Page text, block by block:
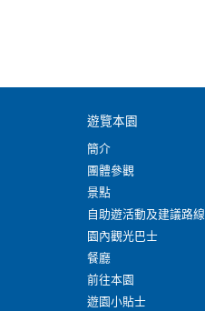
遊覽本園
簡介
團體參觀
景點
自助遊活動及建議路線
園內觀光巴士
餐廳
前往本園
遊園小貼士